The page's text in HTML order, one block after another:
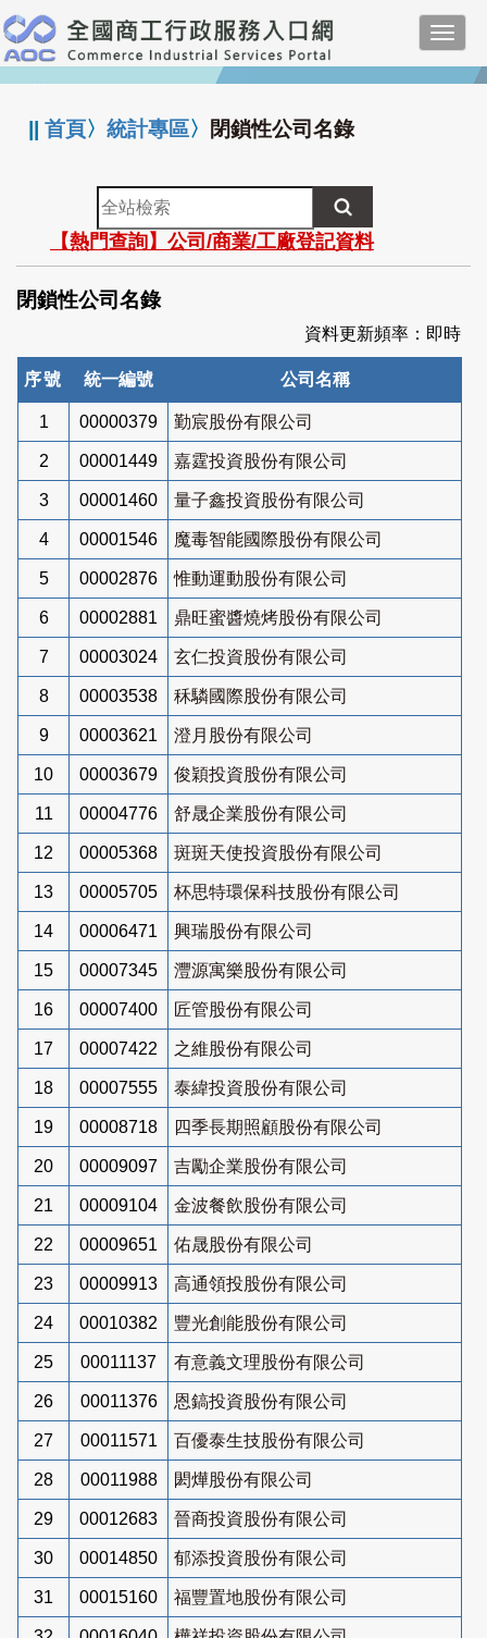
跳
到
主
要
:::
||首頁〉統計專區〉 閉鎖性公司名錄
全
站
檢
索
【熱門查詢】公司/商業/工廠登記資料
閉鎖性公司名錄
資料更新頻率：即時
序號 統一編號 公司名稱
1 00000379 勤宸股份有限公司
2 00001449 嘉霆投資股份有限公司
3 00001460 量子鑫投資股份有限公司
4 00001546 魔毒智能國際股份有限公司
5 00002876 惟動運動股份有限公司
6 00002881 鼎旺蜜醬燒烤股份有限公司
7 00003024 玄仁投資股份有限公司
8 00003538 秝驎國際股份有限公司
9 00003621 澄月股份有限公司
10 00003679 俊穎投資股份有限公司
11 00004776 舒晟企業股份有限公司
12 00005368 斑斑天使投資股份有限公司
13 00005705 杯思特環保科技股份有限公司
14 00006471 興瑞股份有限公司
15 00007345 灃源寓樂股份有限公司
16 00007400 匠管股份有限公司
17 00007422 之維股份有限公司
18 00007555 泰緯投資股份有限公司
19 00008718 四季長期照顧股份有限公司
20 00009097 吉勵企業股份有限公司
21 00009104 金波餐飲股份有限公司
22 00009651 佑晟股份有限公司
23 00009913 高通領投股份有限公司
24 00010382 豐光創能股份有限公司
25 00011137 有意義文理股份有限公司
26 00011376 恩鎬投資股份有限公司
27 00011571 百優泰生技股份有限公司
28 00011988 閎燁股份有限公司
29 00012683 晉商投資股份有限公司
30 00014850 郁添投資股份有限公司
31 00015160 福豐置地股份有限公司